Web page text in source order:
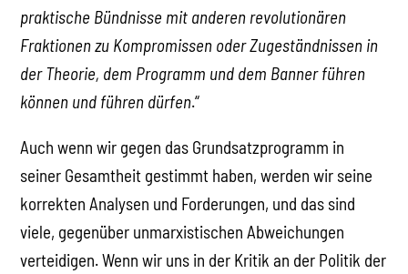
praktische Bündnisse mit anderen revolutionären
Fraktionen zu Kompromissen oder Zugeständnissen in
der Theorie, dem Programm und dem Banner führen
können und führen dürfen.“
Auch wenn wir gegen das Grundsatzprogramm in
seiner Gesamtheit gestimmt haben, werden wir seine
korrekten Analysen und Forderungen, und das sind
viele, gegenüber unmarxistischen Abweichungen
verteidigen. Wenn wir uns in der Kritik an der Politik der